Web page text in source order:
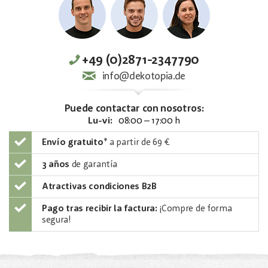
+49 (0)2871-2347790
info@dekotopia.de
Puede contactar con nosotros:
Lu-vi: 08:00 – 17:00 h
Envío gratuito* a partir de 69 €
3 años de garantía
Atractivas condiciones B2B
Pago tras recibir la factura: ¡Compre de forma
segura!